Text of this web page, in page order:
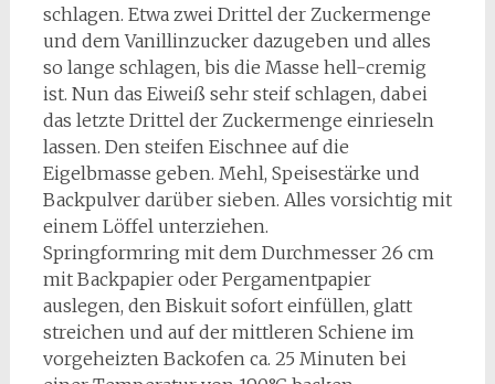
schlagen. Etwa zwei Drittel der Zuckermenge
und dem Vanillinzucker dazugeben und alles
so lange schlagen, bis die Masse hell-cremig
ist. Nun das Eiweiß sehr steif schlagen, dabei
das letzte Drittel der Zuckermenge einrieseln
lassen. Den steifen Eischnee auf die
Eigelbmasse geben. Mehl, Speisestärke und
Backpulver darüber sieben. Alles vorsichtig mit
einem Löffel unterziehen.
Springformring mit dem Durchmesser 26 cm
mit Backpapier oder Pergamentpapier
auslegen, den Biskuit sofort einfüllen, glatt
streichen und auf der mittleren Schiene im
vorgeheizten Backofen ca. 25 Minuten bei